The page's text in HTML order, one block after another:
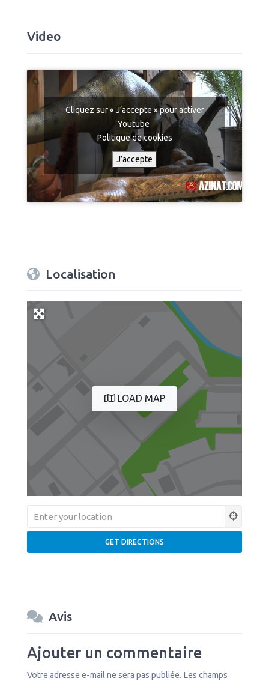
Video
Cliquez sur « J’accepte » pour activer
Youtube
Politique de cookies
J’accepte
Localisation
LOAD MAP
Avis
Ajouter un commentaire
Votre adresse e-mail ne sera pas publiée. Les champs